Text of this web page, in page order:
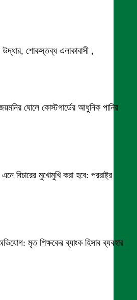
শোকস্তব্ধ এলাকাবাসী ,
ঘোলে কোস্টগার্ডের আধুনিক পানির
বিচারের মুখোমুখি করা হবে: পররাষ্ট্র
মৃত শিক্ষকের ব্যাংক হিসাব ব্যবহার